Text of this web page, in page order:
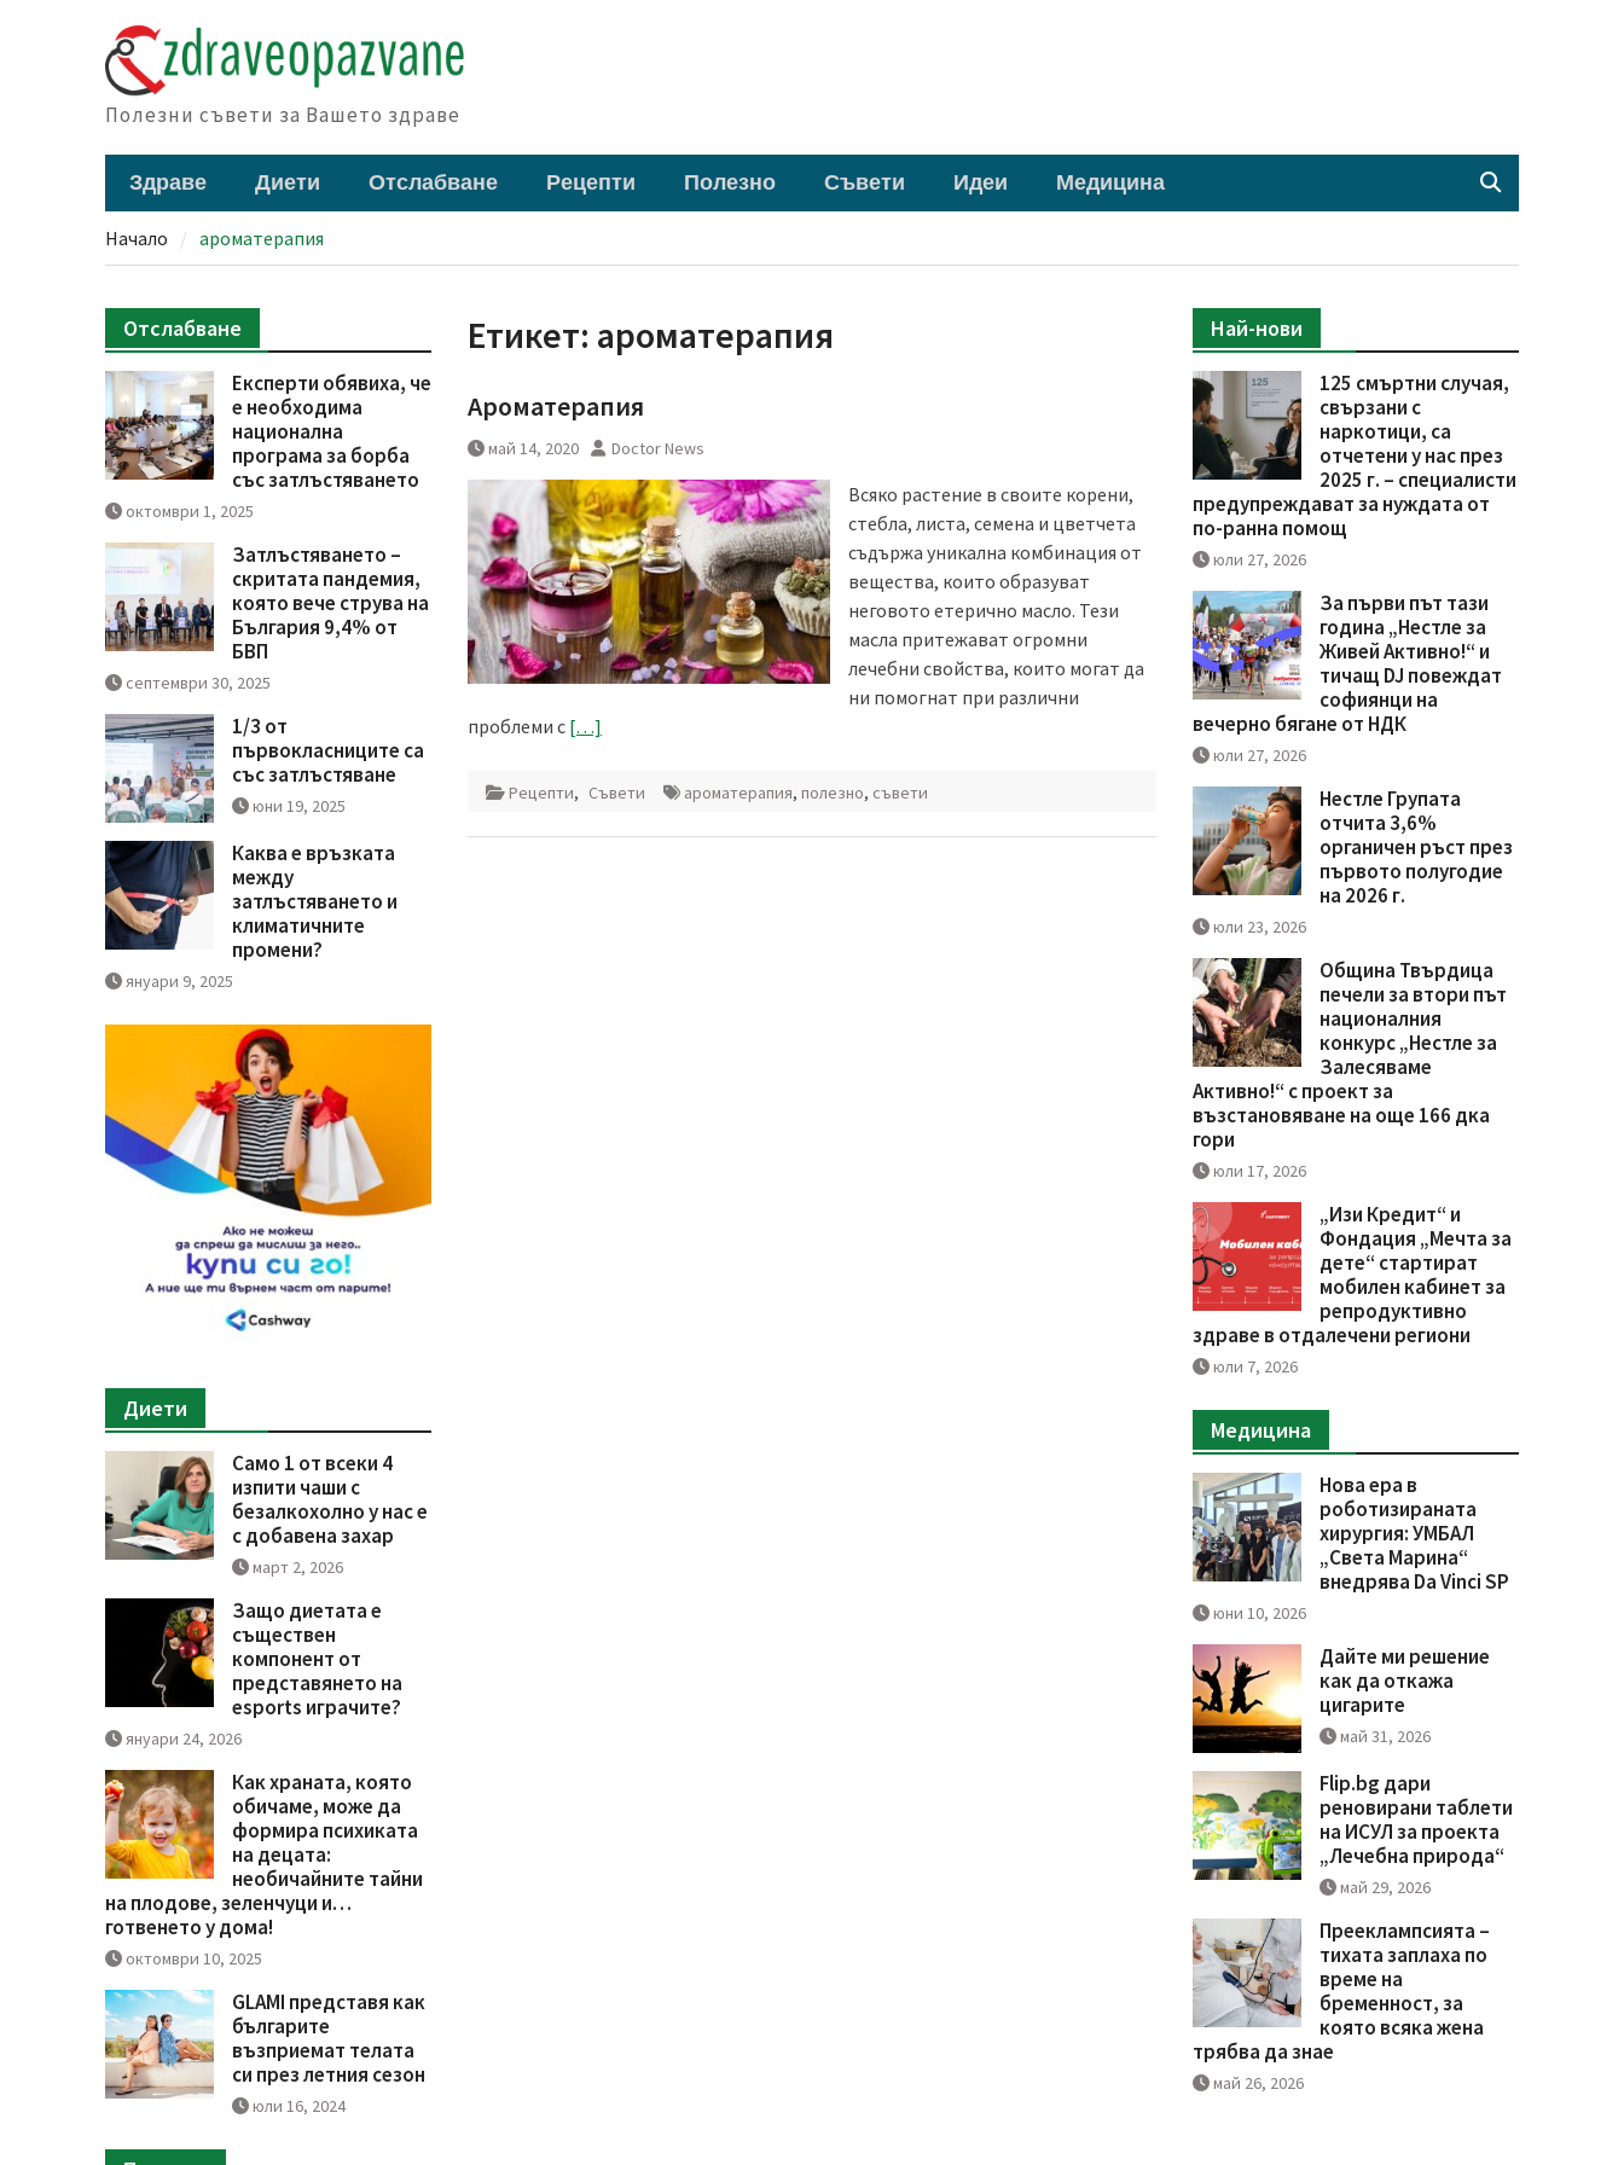
Полезни съвети за Вашето здраве
Здраве Диети Отслабване Рецепти Полезно Съвети Идеи Медицина
Начало ароматерапия
Етикет: ароматерапия
Ароматерапия
май 14, 2020 Doctor News
Всяко растение в своите корени,
стебла, листа, семена и цветчета
съдържа уникална комбинация от
вещества, които образуват
неговото етерично масло. Тези
масла притежават огромни
лечебни свойства, които могат да
ни помогнат при различни
проблеми с […]
Рецепти, Съвети ароматерапия, полезно, съвети
Най-нови
125 смъртни случая,
свързани с
наркотици, са
отчетени у нас през
2025 г. – специалисти
предупреждават за нуждата от
по-ранна помощ
юли 27, 2026
За първи път тази
година „Нестле за
Живей Активно!“ и
тичащ DJ повеждат
софиянци на
вечерно бягане от НДК
юли 27, 2026
Нестле Групата
отчита 3,6%
органичен ръст през
първото полугодие
на 2026 г.
юли 23, 2026
Община Твърдица
печели за втори път
националния
конкурс „Нестле за
Залесяваме
Активно!“ с проект за
възстановяване на още 166 дка
гори
юли 17, 2026
„Изи Кредит“ и
Фондация „Мечта за
дете“ стартират
мобилен кабинет за
репродуктивно
здраве в отдалечени региони
юли 7, 2026
Медицина
Нова ера в
роботизираната
хирургия: УМБАЛ
„Света Марина“
внедрява Da Vinci SP
юни 10, 2026
Дайте ми решение
как да откажа
цигарите
май 31, 2026
Flip.bg дари
реновирани таблети
на ИСУЛ за проекта
„Лечебна природа“
май 29, 2026
Прееклампсията –
тихата заплаха по
време на
бременност, за
която всяка жена
трябва да знае
май 26, 2026
Отслабване
Експерти обявиха, че
е необходима
национална
програма за борба
със затлъстяването
октомври 1, 2025
Затлъстяването –
скритата пандемия,
която вече струва на
България 9,4% от
БВП
септември 30, 2025
1/3 от
първокласниците са
със затлъстяване
юни 19, 2025
Каква е връзката
между
затлъстяването и
климатичните
промени?
януари 9, 2025
Диети
Само 1 от всеки 4
изпити чаши с
безалкохолно у нас е
с добавена захар
март 2, 2026
Защо диетата е
съществен
компонент от
представянето на
esports играчите?
януари 24, 2026
Как храната, която
обичаме, може да
формира психиката
на децата:
необичайните тайни
на плодове, зеленчуци и…
готвенето у дома!
октомври 10, 2025
GLAMI представя как
българите
възприемат телата
си през летния сезон
юли 16, 2024